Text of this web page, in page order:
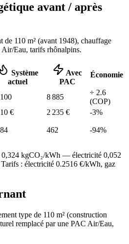
avant / après
de 110 m² (avant 1948), chauffage
Eau, tarifs rhônalpins.
Système
actuel
Avec
PAC
Économie
8 885
÷ 2.6
(COP)
€ 2 235 € -3%
462 -94%
kgCO₂/kWh — électricité 0,052
: électricité 0.2516 €/kWh, gaz
type de 110 m² (construction
remplacé par une PAC Air/Eau,